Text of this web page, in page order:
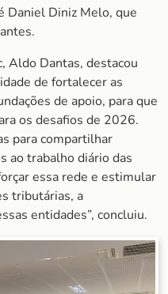
Daniel Diniz Melo, que
Aldo Dantas, destacou
de fortalecer as
de apoio, para que
os desafios de 2026.
para compartilhar
ao trabalho diário das
essa rede e estimular
tributárias, a
entidades”, concluiu.